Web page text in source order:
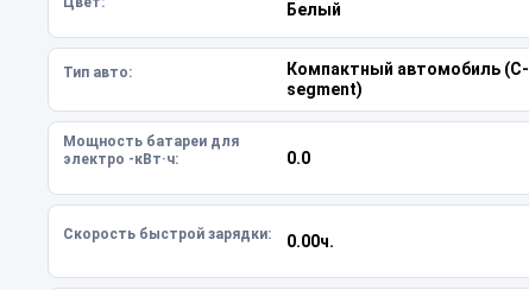
Белый
Тип авто:
Компактный автомобиль (C-
segment)
Мощность батареи для
электро -кВт·ч:
0.0
Скорость быстрой зарядки: 0.00ч.